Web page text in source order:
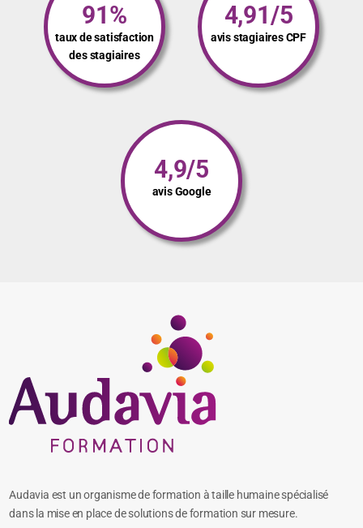
91%
taux de satisfaction
des stagiaires
4,91/5
avis stagiaires CPF
4,9/5
avis Google
Audavia est un organisme de formation à taille humaine spécialisé
dans la mise en place de solutions de formation sur mesure.